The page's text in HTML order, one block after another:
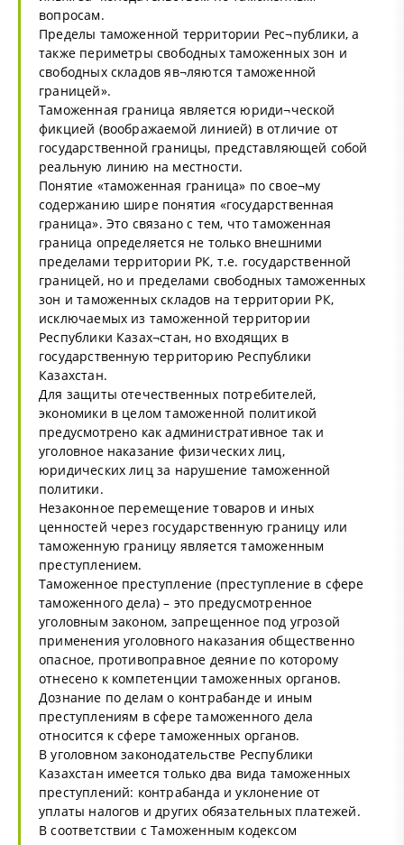
вопросам.
Пределы таможенной территории Рес¬публики, а
также периметры свободных таможенных зон и
свободных складов яв¬ляются таможенной
границей».
Таможенная граница является юриди¬ческой
фикцией (воображаемой линией) в отличие от
государственной границы, представляющей собой
реальную линию на местности.
Понятие «таможенная граница» по свое¬му
содержанию шире понятия «государственная
граница». Это связано с тем, что таможенная
граница определяется не только внешними
пределами территории РК, т.е. государственной
границей, но и пределами свободных таможенных
зон и таможенных складов на территории РК,
исключаемых из таможенной территории
Республики Казах¬стан, но входящих в
государственную территорию Республики
Казахстан.
Для защиты отечественных потребителей,
экономики в целом таможенной политикой
предусмотрено как административное так и
уголовное наказание физических лиц,
юридических лиц за нарушение таможенной
политики.
Незаконное перемещение товаров и иных
ценностей через государственную границу или
таможенную границу является таможенным
преступлением.
Таможенное преступление (преступление в сфере
таможенного дела) – это предусмотренное
уголовным законом, запрещенное под угрозой
применения уголовного наказания общественно
опасное, противоправное деяние по которому
отнесено к компетенции таможенных органов.
Дознание по делам о контрабанде и иным
преступлениям в сфере таможенного дела
относится к сфере таможенных органов.
В уголовном законодательстве Республики
Казахстан имеется только два вида таможенных
преступлений: контрабанда и уклонение от
уплаты налогов и других обязательных платежей.
В соответствии с Таможенным кодексом